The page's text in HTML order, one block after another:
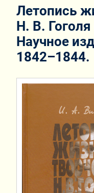
Летопись
Н. В.
Научное
1842–1844.